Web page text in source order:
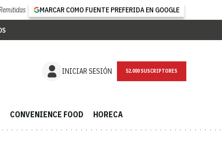
MARCAR COMO FUENTE PREFERIDA EN GOOGLE
INICIAR SESIÓN NEWSLETTER
CONVENIENCE FOOD HORECA